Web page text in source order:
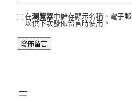
在瀏覽器中儲存顯示名稱、電子
以供下次發佈留言時使用。